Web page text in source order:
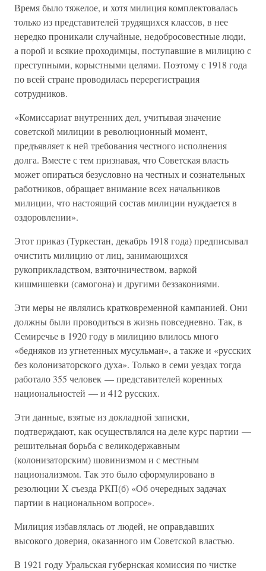
Время было тяжелое, и хотя милиция комплектовалась
только из представителей трудящихся классов, в нее
нередко проникали случайные, недобросовестные люди,
а порой и всякие проходимцы, поступавшие в милицию с
преступными, корыстными целями. Поэтому с 1918 года
по всей стране проводилась перерегистрация
сотрудников.
«Комиссариат внутренних дел, учитывая значение
советской милиции в революционный момент,
предъявляет к ней требования честного исполнения
долга. Вместе с тем признавая, что Советская власть
может опираться безусловно на честных и сознательных
работников, обращает внимание всех начальников
милиции, что настоящий состав милиции нуждается в
оздоровлении».
Этот приказ (Туркестан, декабрь 1918 года) предписывал
очистить милицию от лиц, занимающихся
рукоприкладством, взяточничеством, варкой
кишмишевки (самогона) и другими беззакониями.
Эти меры не являлись кратковременной кампанией. Они
должны были проводиться в жизнь повседневно. Так, в
Семиречье в 1920 году в милицию влилось много
«бедняков из угнетенных мусульман», а также и «русских
без колонизаторского духа». Только в семи уездах тогда
работало 355 человек — представителей коренных
национальностей — и 412 русских.
Эти данные, взятые из докладной записки,
подтверждают, как осуществлялся на деле курс партии —
решительная борьба с великодержавным
(колонизаторским) шовинизмом и с местным
национализмом. Так это было сформулировано в
резолюции X съезда РКП(б) «Об очередных задачах
партии в национальном вопросе».
Милиция избавлялась от людей, не оправдавших
высокого доверия, оказанного им Советской властью.
В 1921 году Уральская губернская комиссия по чистке